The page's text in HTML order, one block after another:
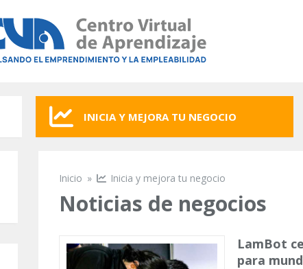
INICIA Y MEJORA TU NEGOCIO
Se encuentra usted aquí
Inicio » Inicia y mejora tu negocio
Noticias de negocios
LamBot
para